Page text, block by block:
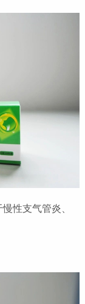
性支气管炎、